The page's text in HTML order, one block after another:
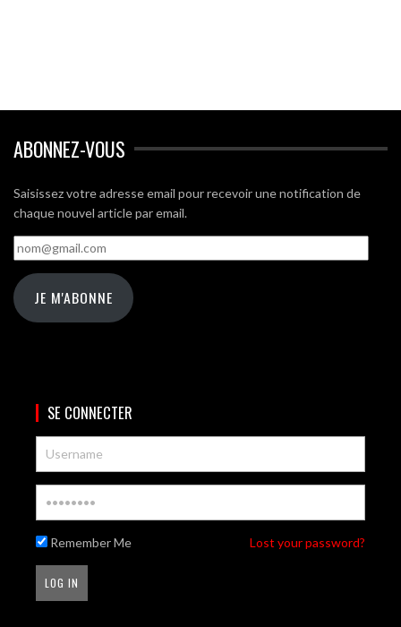
ABONNEZ-VOUS
Saisissez votre adresse email pour recevoir une notification de
chaque nouvel article par email.
nom@gmail.com
JE M'ABONNE
SE CONNECTER
Remember Me Lost your password?